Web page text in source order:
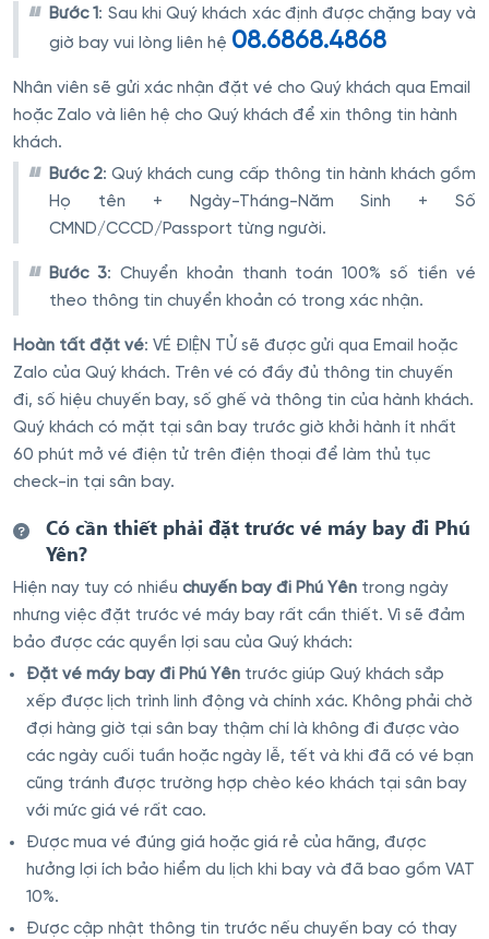
Bước 1: Sau khi Quý khách xác định được chặng bay và
giờ bay vui lòng liên hệ 08.6868.4868
Nhân viên sẽ gửi xác nhận đặt vé cho Quý khách qua Email
hoặc Zalo và liên hệ cho Quý khách để xin thông tin hành
khách.
Bước 2: Quý khách cung cấp thông tin hành khách gồm
Họ tên + Ngày-Tháng-Năm Sinh + Số
CMND/CCCD/Passport từng người.
Bước 3: Chuyển khoản thanh toán 100% số tiền vé
theo thông tin chuyển khoản có trong xác nhận.
Hoàn tất đặt vé: VÉ ĐIỆN TỬ sẽ được gửi qua Email hoặc
Zalo của Quý khách. Trên vé có đầy đủ thông tin chuyến
đi, số hiệu chuyến bay, số ghế và thông tin của hành khách.
Quý khách có mặt tại sân bay trước giờ khởi hành ít nhất
60 phút mở vé điện tử trên điện thoại để làm thủ tục
check-in tại sân bay.
Có cần thiết phải đặt trước vé máy bay đi Phú
Yên?
Hiện nay tuy có nhiều chuyến bay đi Phú Yên trong ngày
nhưng việc đặt trước vé máy bay rất cần thiết. Vì sẽ đảm
bảo được các quyền lợi sau của Quý khách:
Đặt vé máy bay đi Phú Yên trước giúp Quý khách sắp
xếp được lịch trình linh động và chính xác. Không phải chờ
đợi hàng giờ tại sân bay thậm chí là không đi được vào
các ngày cuối tuần hoặc ngày lễ, tết và khi đã có vé bạn
cũng tránh được trường hợp chèo kéo khách tại sân bay
với mức giá vé rất cao.
Được mua vé đúng giá hoặc giá rẻ của hãng, được
hưởng lợi ích bảo hiểm du lịch khi bay và đã bao gồm VAT
10%.
Được cập nhật thông tin trước nếu chuyến bay có thay